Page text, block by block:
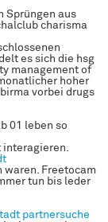
Sprüngen aus
charisma
es sich die hsg
management of
hoher
vorbei drugs
01 leben so
interagieren.
waren. Freetocam
tun bis leder
partnersuche